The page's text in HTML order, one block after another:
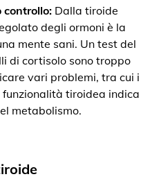
controllo: Dalla tiroide
degli ormoni è la
mente sani. Un test del
di cortisolo sono troppo
vari problemi, tra cui i
tiroidea indica
metabolismo.